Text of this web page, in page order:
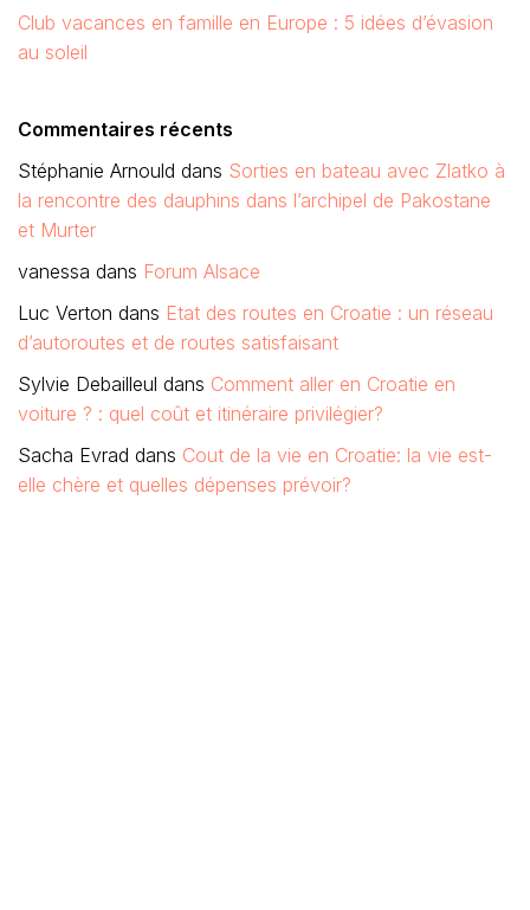
Club vacances en famille en Europe : 5 idées d’évasion
au soleil
Commentaires récents
Stéphanie Arnould dans Sorties en bateau avec Zlatko à
la rencontre des dauphins dans l’archipel de Pakostane
et Murter
vanessa dans Forum Alsace
Luc Verton dans Etat des routes en Croatie : un réseau
d’autoroutes et de routes satisfaisant
Sylvie Debailleul dans Comment aller en Croatie en
voiture ? : quel coût et itinéraire privilégier?
Sacha Evrad dans Cout de la vie en Croatie: la vie est-
elle chère et quelles dépenses prévoir?